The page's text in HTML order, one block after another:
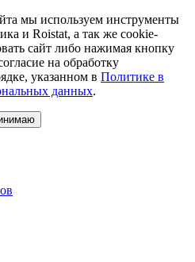
мы используем инструменты
и Roistat, а так же cookie-
сайт либо нажимая кнопку
на обработку
указанном в Политике в
данных.